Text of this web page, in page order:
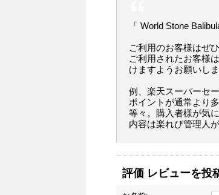
「 World Stone
ご利用のお客様はぜ
ご利用されたお客様
けますようお願いしま
例、楽天スーパーセ
ポイントが通常より
等々。購入者様が気
内容は楽れび管理人
評価 レビューを投